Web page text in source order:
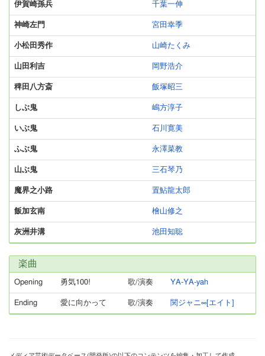
伊賀崎孫兵 千葉一伸
神崎左門 宮田幸季
小松田秀作 山崎たくみ
山田利吉 岡野浩介
稗田八方斎 飯塚昭三
しぶ鬼 嶋方淳子
いぶ鬼 石川寛美
ふぶ鬼 永澤菜教
山ぶ鬼 三石琴乃
魔界之小路 置鮎龍太郎
飯加玄南 檜山修之
灰洲井溝 池田知聡
楽曲
Opening 勇気100! 歌/演奏 YA-YA-yah
Ending 愛に向かって 歌/演奏 関ジャニ∞[エイト]